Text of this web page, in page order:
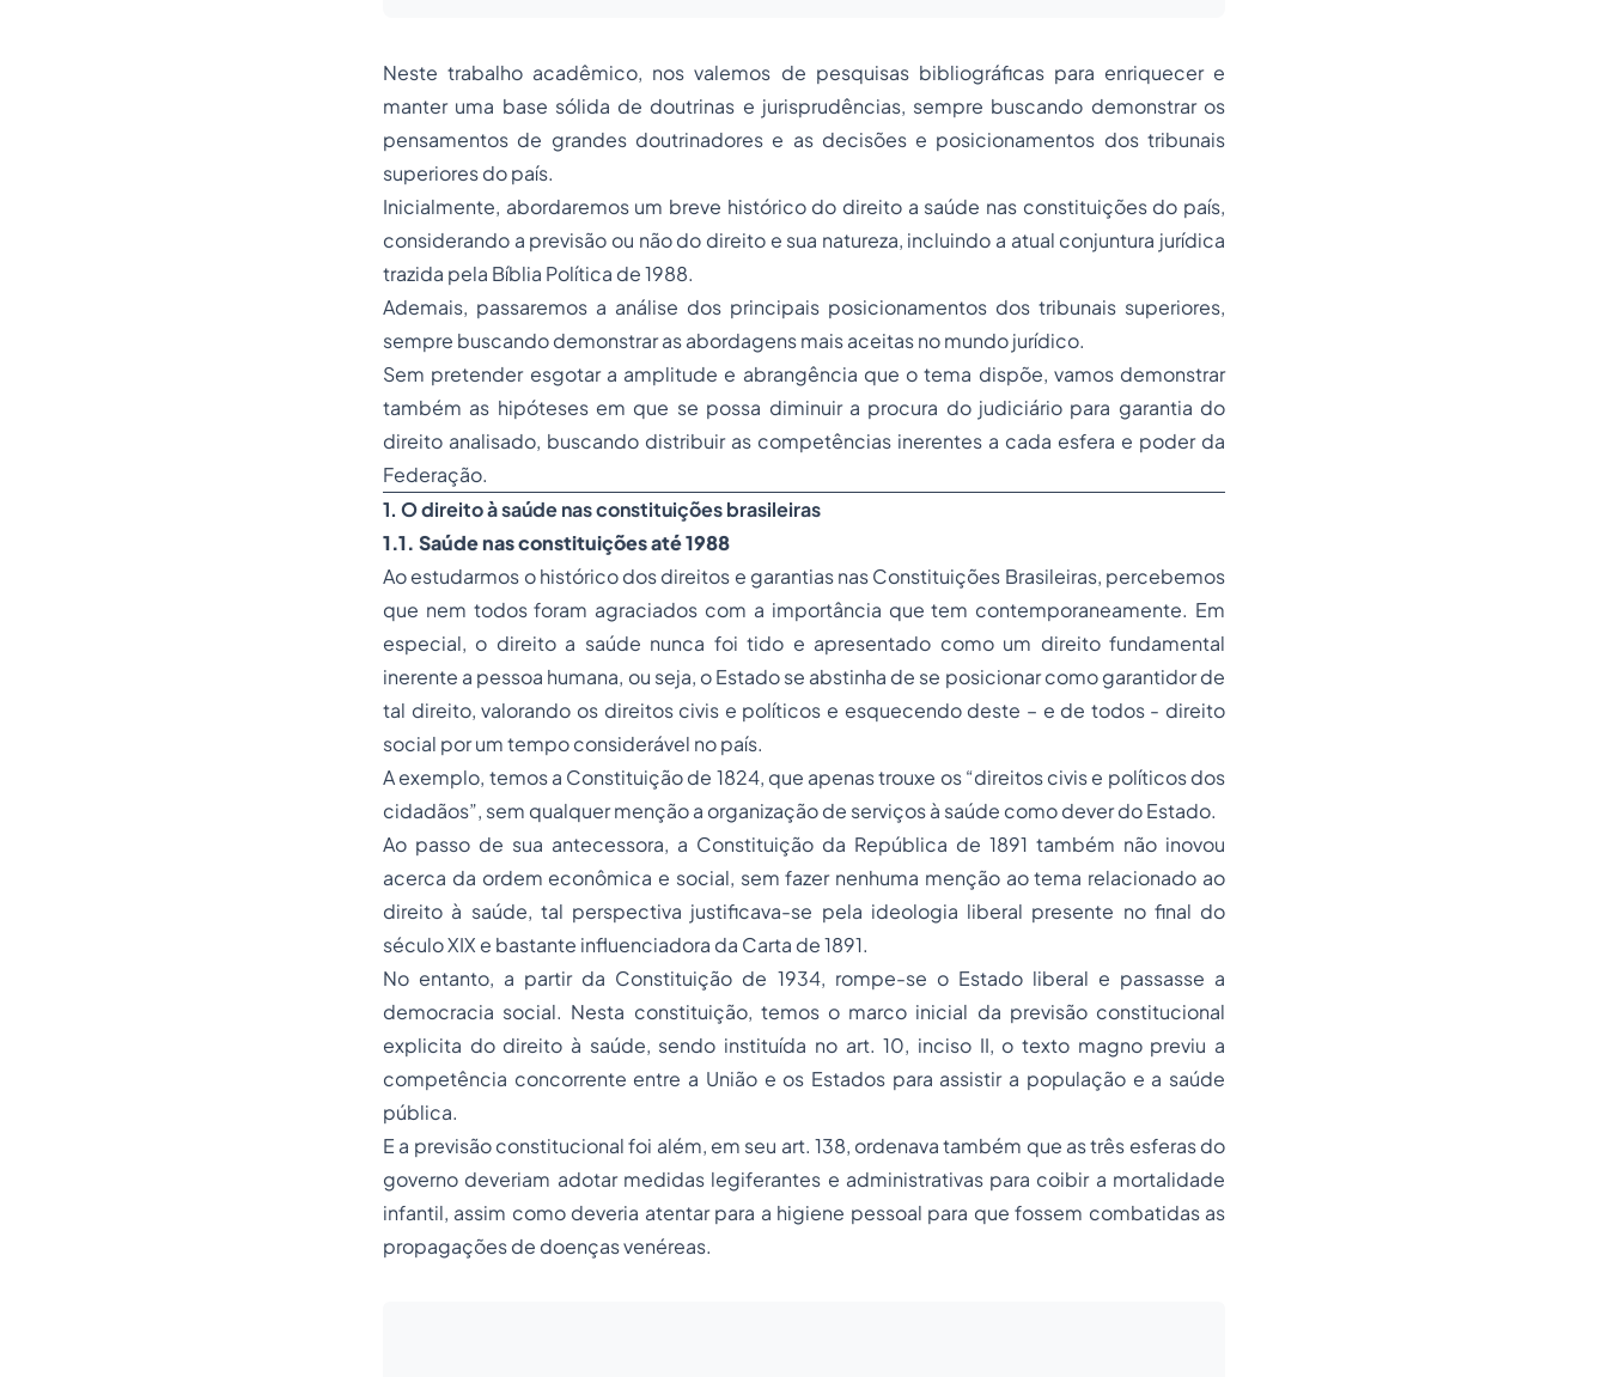
Neste trabalho acadêmico, nos valemos de pesquisas bibliográficas para enriquecer e
manter uma base sólida de doutrinas e jurisprudências, sempre buscando demonstrar os
pensamentos de grandes doutrinadores e as decisões e posicionamentos dos tribunais
superiores do país.
Inicialmente, abordaremos um breve histórico do direito a saúde nas constituições do país,
considerando a previsão ou não do direito e sua natureza, incluindo a atual conjuntura jurídica
trazida pela Bíblia Política de 1988.
Ademais, passaremos a análise dos principais posicionamentos dos tribunais superiores,
sempre buscando demonstrar as abordagens mais aceitas no mundo jurídico.
Sem pretender esgotar a amplitude e abrangência que o tema dispõe, vamos demonstrar
também as hipóteses em que se possa diminuir a procura do judiciário para garantia do
direito analisado, buscando distribuir as competências inerentes a cada esfera e poder da
Federação.
1. O direito à saúde nas constituições brasileiras
1.1. Saúde nas constituições até 1988
Ao estudarmos o histórico dos direitos e garantias nas Constituições Brasileiras, percebemos
que nem todos foram agraciados com a importância que tem contemporaneamente. Em
especial, o direito a saúde nunca foi tido e apresentado como um direito fundamental
inerente a pessoa humana, ou seja, o Estado se abstinha de se posicionar como garantidor de
tal direito, valorando os direitos civis e políticos e esquecendo deste – e de todos - direito
social por um tempo considerável no país.
A exemplo, temos a Constituição de 1824, que apenas trouxe os “direitos civis e políticos dos
cidadãos”, sem qualquer menção a organização de serviços à saúde como dever do Estado.
Ao passo de sua antecessora, a Constituição da República de 1891 também não inovou
acerca da ordem econômica e social, sem fazer nenhuma menção ao tema relacionado ao
direito à saúde, tal perspectiva justificava-se pela ideologia liberal presente no final do
século XIX e bastante influenciadora da Carta de 1891.
No entanto, a partir da Constituição de 1934, rompe-se o Estado liberal e passasse a
democracia social. Nesta constituição, temos o marco inicial da previsão constitucional
explicita do direito à saúde, sendo instituída no art. 10, inciso II, o texto magno previu a
competência concorrente entre a União e os Estados para assistir a população e a saúde
pública.
E a previsão constitucional foi além, em seu art. 138, ordenava também que as três esferas do
governo deveriam adotar medidas legiferantes e administrativas para coibir a mortalidade
infantil, assim como deveria atentar para a higiene pessoal para que fossem combatidas as
propagações de doenças venéreas.